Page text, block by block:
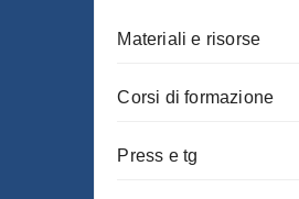
Materiali e risorse
Corsi di formazione
Press e tg